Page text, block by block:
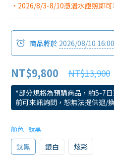
・2026/8/3-8/10憑潛水證照即可
商品將於 2026/08/10 16:00
NT$13,900
NT$9,800
*部分規格為預購商品，約5-7
前可來訊詢問，恕無法提供退/
顏色 : 鈦黑
鈦黑 銀白 炫彩